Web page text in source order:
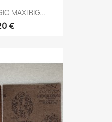
MAXI BIG...
€